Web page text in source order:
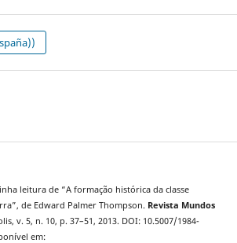
leitura de “A formação histórica da classe
de Edward Palmer Thompson. Revista Mundos
v. 5, n. 10, p. 37–51, 2013. DOI: 10.5007/1984-
em: